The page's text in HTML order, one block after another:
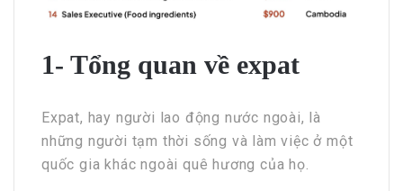
1- Tổng quan về expat
Expat, hay người lao động nước ngoài, là
những người tạm thời sống và làm việc ở một
quốc gia khác ngoài quê hương của họ.